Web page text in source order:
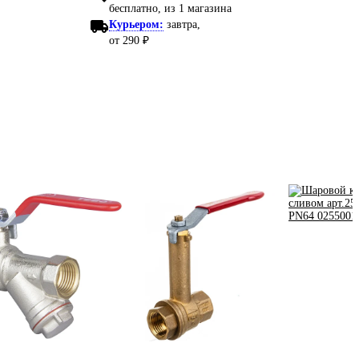
бесплатно , из 1 магазина
Курьером: завтра,
от 290 ₽